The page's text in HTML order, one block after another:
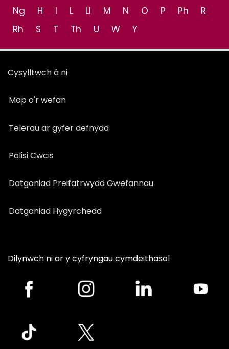
Ng
H I L Ll M N O P Ph
R
Rh
S T Th U W Y
Cysylltwch â ni
Map o'r wefan
Telerau ar gyfer defnydd
Polisi Cwcis
Datganiad Preifatrwydd Gwefannau
Datganiad Hygyrchedd
Dilynwch ni ar y cyfryngau cymdeithasol